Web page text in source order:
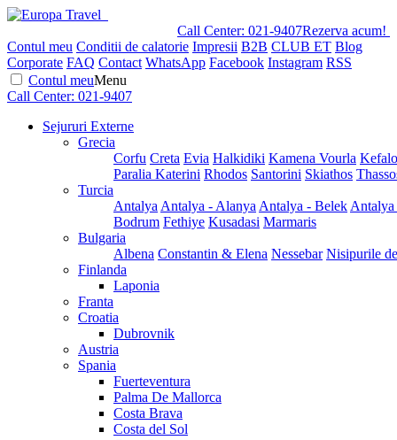
Call Center: 021-9407Rezerva acum!
Contul meu Conditii de calatorie Impresii B2B CLUB ET Blog
Corporate FAQ Contact WhatsApp Facebook Instagram RSS
Contul meuMenu
Call Center: 021-9407
Sejururi Externe
Grecia
Corfu Creta Evia Halkidiki Kamena Vourla
Paralia Katerini Rhodos Santorini Skiathos
Turcia
Antalya Antalya - Alanya Antalya - Belek
Bodrum Fethiye Kusadasi Marmaris
Bulgaria
Albena Constantin & Elena Nessebar Nisipurile
Finlanda
Laponia
Franta
Croatia
Dubrovnik
Austria
Spania
Fuerteventura
Palma De Mallorca
Costa Brava
Costa del Sol